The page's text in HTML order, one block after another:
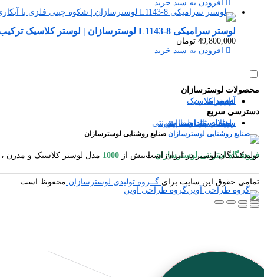
افزودن به سبد خرید
لوستر سرامیکی L1143-8 لوسترسازان | لوستر کلاسیک ترکیب سرامیک و فلز لوسترسازان
49,800,000 تومان
افزودن به سبد خرید
محصولات لوسترسازان
لوستر کلاسیک
لوستر مدرن
آباژور
شمعدان
دسترسی سریع
راهنمای ثبت سفارش
رویه ارسال سفارش
راهنمای پرداخت اینترنتی
سوالات متداول
صنایع روشنایی لوسترسازان
فروشگاه اینترنتی لوسترسازانبا بیش از 1000 مدل لوستر کلاسیک و مدرن ، آباژور ایستاده و رومیزی ، شمعدان ، میوه خوری ایستاده و رومیزی ، کنارسالنی ایستاده ، دیوارکوب ، گردسوز و محصولات چوبی یکی از بزرگترین تولیدکنندگان لوستر در ایران است.
تمامی حقوق این سایت برای گــروه تولیدی لوسترسازان محفوظ است.
گروه طراحی آوین